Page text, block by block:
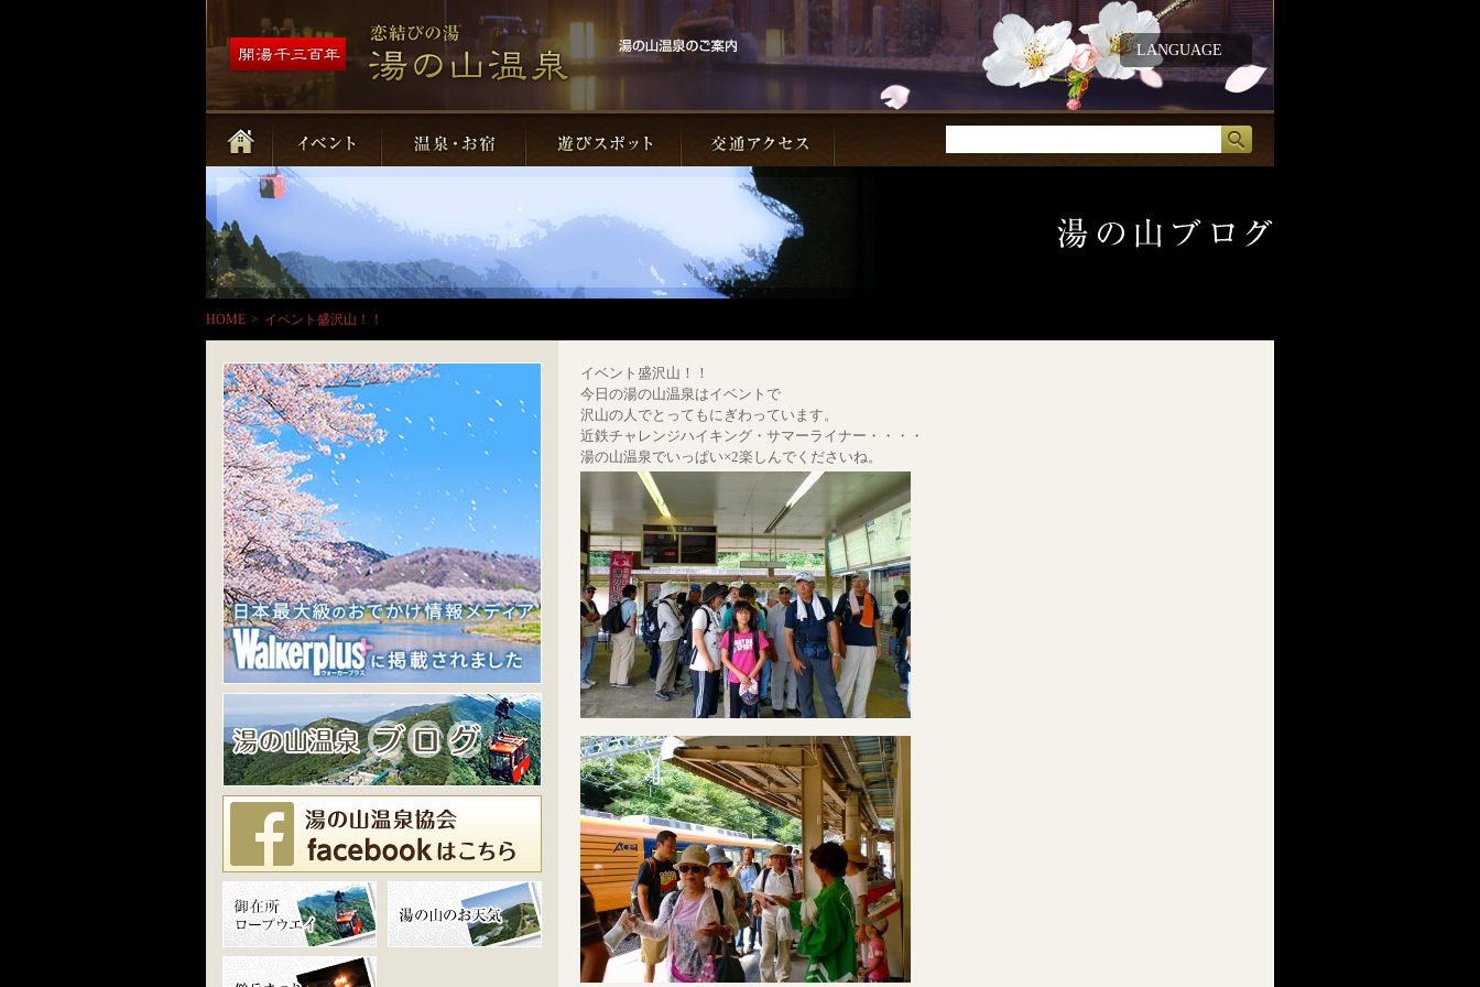
LANGUAGE
HOME > イベント盛沢山！！
イベント盛沢山！！
今日の湯の山温泉はイベントで
沢山の人でとってもにぎわっています。
近鉄チャレンジハイキング・サマーライナー・・・・
湯の山温泉でいっぱい×2楽しんでくださいね。